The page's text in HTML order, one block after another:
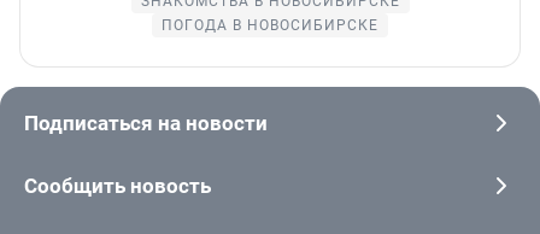
ПОГОДА В НОВОСИБИРСКЕ
Подписаться на новости
Сообщить новость